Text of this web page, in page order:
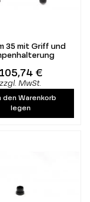
35 mit Griff und
105,74 €
zzgl. MwSt.
den Warenkorb
legen